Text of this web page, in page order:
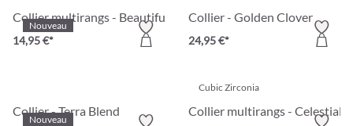
Nouveau
Collier multirangs - Beautiful Teal
14,95 €*
Collier - Golden Clover
24,95 €*
Nouveau
Collier - Terra Blend
Cubic Zirconia
Collier multirangs - Celestial